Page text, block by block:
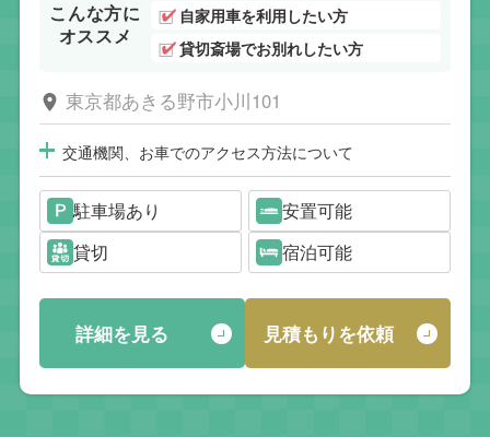
こんな方に
オススメ
自家用車を利用したい方
貸切斎場でお別れしたい方
東京都あきる野市小川101
交通機関、お車でのアクセス方法について
駐車場あり
安置可能
貸切
宿泊可能
詳細を見る 見積もりを依頼